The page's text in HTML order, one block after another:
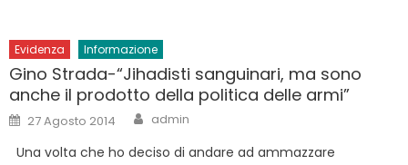
Evidenza Informazione
Gino Strada-“Jihadisti sanguinari, ma sono
anche il prodotto della politica delle armi”
Posted
on
27 Agosto 2014 Author
admin
Una volta che ho deciso di andare ad ammazzare